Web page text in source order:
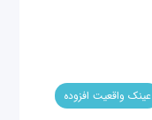
عینک واقعیت افزوده